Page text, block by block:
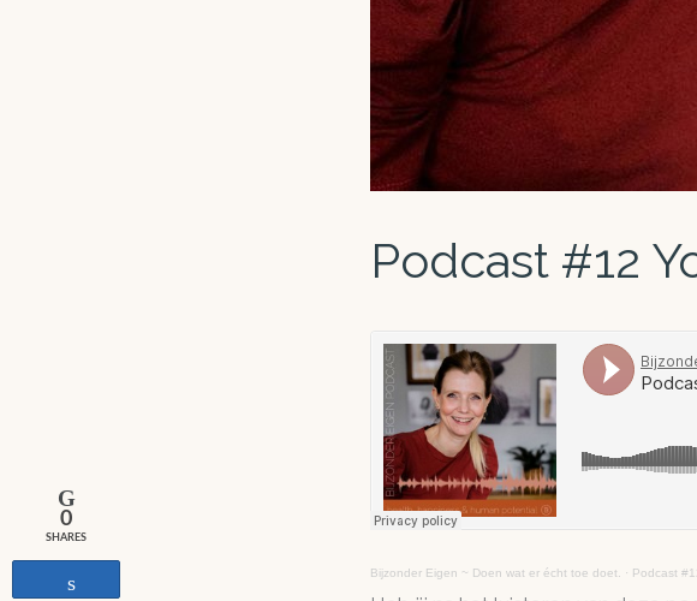
Podcast #12
Bijzonder Eigen ~ Doen wat er écht toe doet. · Podcast
0
SHARES